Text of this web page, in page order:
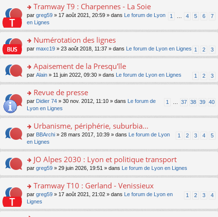
c
e
nt
le
u
c
e
nt
n
o
n
lu
le
u
ré
c
e
s
s
a
n
o
n
lu
pl
s
ré
e
er
le
m
e
s
s
e
n
o
n
le
pl
s
ré
c
e
o
n
s
er
le
m
e
s
g
e
n
o
n
le
s
ré
c
nt
Tramway T9 : Charpennes - La Soie
1 4 5 6 7
par greg59 » 17 août 2021, 20:59 » dans
Le forum de Lyon
en Lignes
o
n
ult
er
le
m
e
s
g
e
n
o
n
le
u
s
ré
c
Numérotation des lignes
1 2 3
par maxc19 » 23 août 2018, 11:37 » dans Le forum de Lyon en Lignes
o
n
ult
er
le
m
e
s
s
e
n
o
n
le
Apaisement de la Presqu'île
1 2 3
par Alain » 11 juin 2022, 09:30 » dans Le forum de Lyon en Lignes
o
s
er
le
m
e
s
s
e
n
o
n
Revue de presse
1 37 38 39 40
par Didier 74 » 30 nov. 2012, 11:10 » dans
Le forum de
Lyon en Lignes
o
n
s
er
le
m
e
s
s
g
Urbanisme, périphérie, suburbia...
1 2 3 4 5
par BBArchi » 28 mars 2017, 10:39 » dans
Le forum de Lyon
en Lignes
o
n
ult
er
le
m
JO Alpes 2030 : Lyon et politique transport
par greg59 » 29 juin 2026, 19:51 » dans Le forum de Lyon en Lignes
o
s
Tramway T10 : Gerland - Venissieux
1 2 3 4
par greg59 » 17 août 2021, 21:02 » dans
Le forum de Lyon en
Lignes